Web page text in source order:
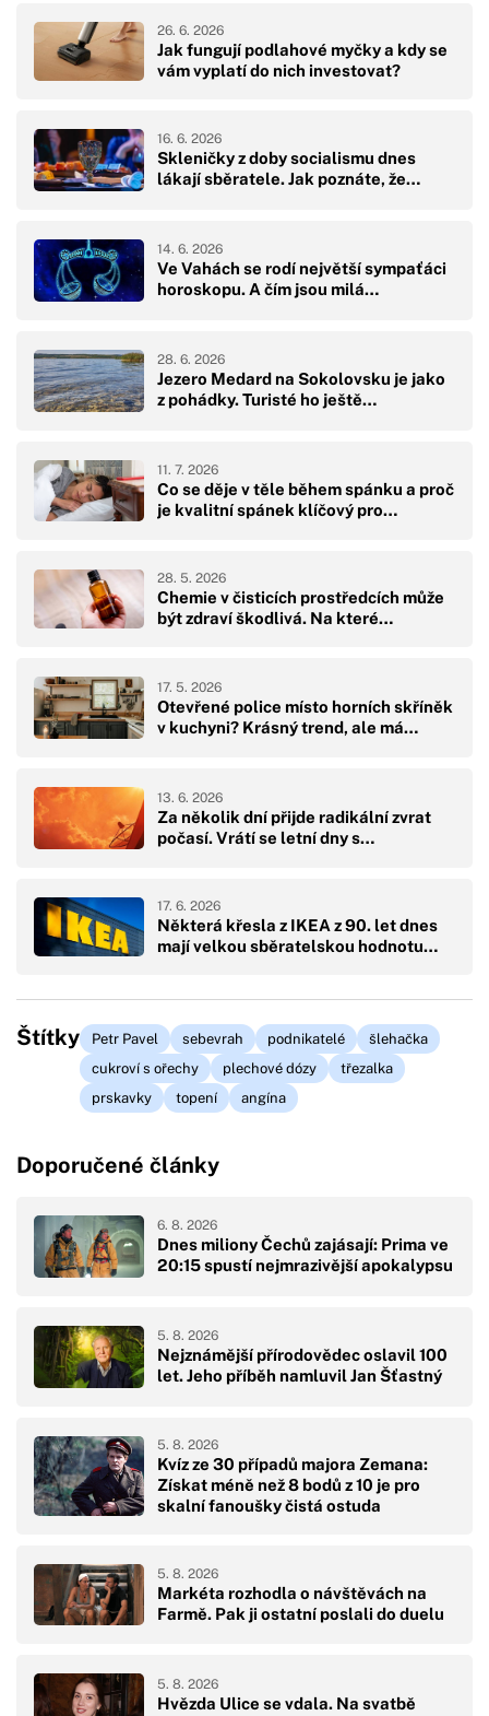
Jak fungují podlahové myčky a kdy se
vám vyplatí do nich investovat?
26. 6. 2026
Skleničky z doby socialismu dnes
lákají sběratele. Jak poznáte, že…
16. 6. 2026
Ve Vahách se rodí největší sympaťáci
horoskopu. A čím jsou milá…
14. 6. 2026
Jezero Medard na Sokolovsku je jako
z pohádky. Turisté ho ještě…
28. 6. 2026
Co se děje v těle během spánku a proč
je kvalitní spánek klíčový pro…
11. 7. 2026
Chemie v čisticích prostředcích může
být zdraví škodlivá. Na které…
28. 5. 2026
Otevřené police místo horních skříněk
v kuchyni? Krásný trend, ale má…
17. 5. 2026
Za několik dní přijde radikální zvrat
počasí. Vrátí se letní dny s…
13. 6. 2026
Některá křesla z IKEA z 90. let dnes
mají velkou sběratelskou hodnotu…
17. 6. 2026
Štítky Petr Pavel sebevrah podnikatelé
šlehačka
cukroví s ořechy
plechové dózy
třezalka
prskavky
topení angína
Doporučené články
Dnes miliony Čechů zajásají: Prima ve
20:15 spustí nejmrazivější apokalypsu
6. 8. 2026
Nejznámější přírodovědec oslavil 100
let. Jeho příběh namluvil Jan Šťastný
5. 8. 2026
Kvíz ze 30 případů majora Zemana:
Získat méně než 8 bodů z 10 je pro
skalní fanoušky čistá ostuda
5. 8. 2026
Markéta rozhodla o návštěvách na
Farmě. Pak ji ostatní poslali do duelu
5. 8. 2026
Hvězda Ulice se vdala. Na svatbě
5. 8. 2026